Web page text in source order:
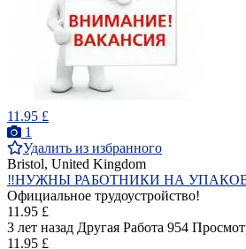
11.95 £
1
Удалить из избранного
Bristol, United Kingdom
‼️НУЖНЫ РАБОТНИКИ НА
Официальное трудоустройство!
11.95 £
3 лет назад Другая Работа 954
11.95 £